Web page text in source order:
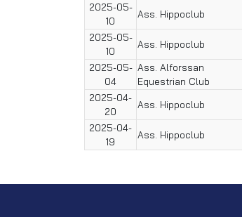
2025-05-
10
Ass. Hippoclub
2025-05-
10
Ass. Hippoclub
2025-05-
04
Ass. Alforssan
Equestrian Club
2025-04-
20
Ass. Hippoclub
2025-04-
19
Ass. Hippoclub